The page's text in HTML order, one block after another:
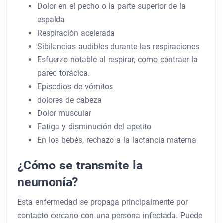
Dolor en el pecho o la parte superior de la
espalda
Respiración acelerada
Sibilancias audibles durante las respiraciones
Esfuerzo notable al respirar, como contraer la
pared torácica.
Episodios de vómitos
dolores de cabeza
Dolor muscular
Fatiga y disminución del apetito
En los bebés, rechazo a la lactancia materna
¿Cómo se transmite la
neumonía?
Esta enfermedad se propaga principalmente por
contacto cercano con una persona infectada. Puede